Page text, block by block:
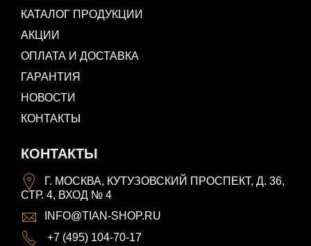
КАТАЛОГ ПРОДУКЦИИ
АКЦИИ
ОПЛАТА И ДОСТАВКА
ГАРАНТИЯ
НОВОСТИ
КОНТАКТЫ
КОНТАКТЫ
Г. МОСКВА, КУТУЗОВСКИЙ ПРОСПЕКТ, Д. 36,
СТР. 4, ВХОД № 4
INFO@TIAN-SHOP.RU
+7 (495) 104-70-17